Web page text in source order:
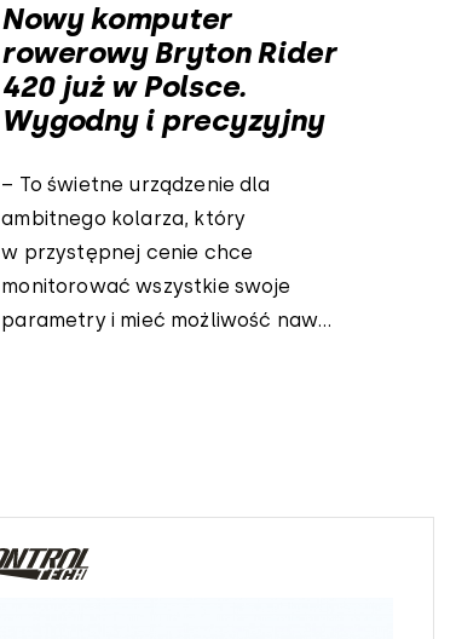
Nowy komputer
rowerowy Bryton Rider
420 już w Polsce.
Wygodny i precyzyjny
– To świetne urządzenie dla
ambitnego kolarza, który
w przystępnej cenie chce
monitorować wszystkie swoje
parametry i mieć możliwość naw...